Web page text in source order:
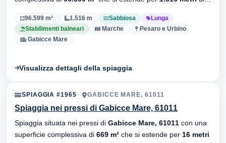
complessiva di 96.599 m² che si estende per 1.516 metri di
lunghezza. Substratosabbiosa, sono presenti stabilimenti
balneari.
Sabbiosa
Lunga
Stabilimenti balneari
Visualizza dettagli della spiaggia
GABICCE MARE, 61011
Spiaggia nei pressi di Gabicce Mare, 61011
Spiaggia situata nei pressi di Gabicce Mare, 61011 con una
superficie complessiva di 669 m² che si estende per 16 metri